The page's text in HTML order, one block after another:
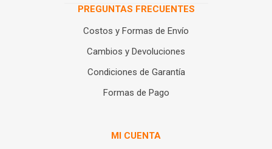
PREGUNTAS FRECUENTES
Costos y Formas de Envío
Cambios y Devoluciones
Condiciones de Garantía
Formas de Pago
MI CUENTA